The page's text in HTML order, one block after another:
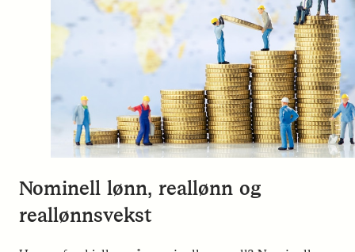
Nominell lønn, reallønn og
reallønnsvekst